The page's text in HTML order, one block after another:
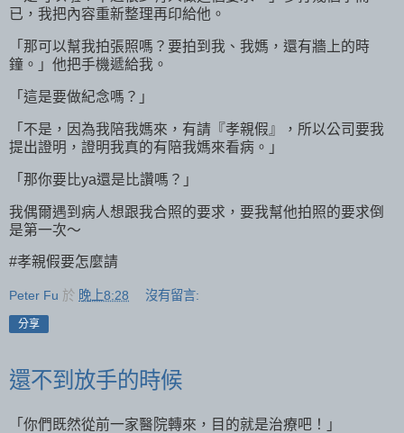
已，我把內容重新整理再印給他。
「那可以幫我拍張照嗎？要拍到我、我媽，還有牆上的時
鐘。」他把手機遞給我。
「這是要做紀念嗎？」
「不是，因為我陪我媽來，有請『孝親假』，所以公司要我
提出證明，證明我真的有陪我媽來看病。」
「那你要比ya還是比讚嗎？」
我偶爾遇到病人想跟我合照的要求，要我幫他拍照的要求倒
是第一次～
#孝親假要怎麼請
Peter Fu 於 晚上8:28 沒有留言:
分享
還不到放手的時候
「你們既然從前一家醫院轉來，目的就是治療吧！」